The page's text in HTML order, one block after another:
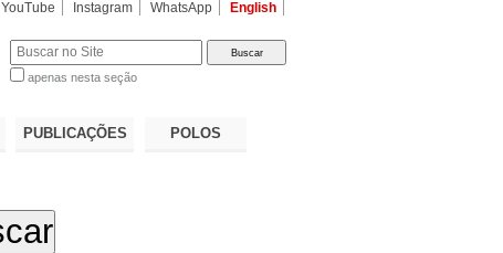
YouTube Instagram WhatsApp English
apenas nesta seção
PUBLICAÇÕES POLOS